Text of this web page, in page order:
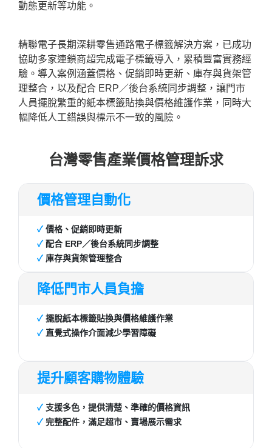
動態更新等功能。
精聯電子長期深耕零售通路電子標籤解決方案，已成功
協助多家連鎖商超完成電子標籤導入，累積豐富實務經
驗。導入案例涵蓋價格、促銷即時更新、庫存與貨架管
理整合，以及配合 ERP／後台系統同步調整，讓門市
人員擺脫繁重的紙本標籤貼換與價格維護作業，同時大
幅降低人工錯誤與標示不一致的風險。
台灣零售產業價格管理訴求
價格管理自動化
✓價格、促銷即時更新
✓配合 ERP／後台系統同步調整
✓ 庫存與貨架管理整合
降低門市人員負擔
✓擺脫紙本標籤貼換與價格維護作業
✓ 直覺式操作介面減少學習障礙
提升顧客購物體驗
✓ 支援多色，提供清楚、準確的價格資訊
✓完整配件，滿足超市、賣場展示需求